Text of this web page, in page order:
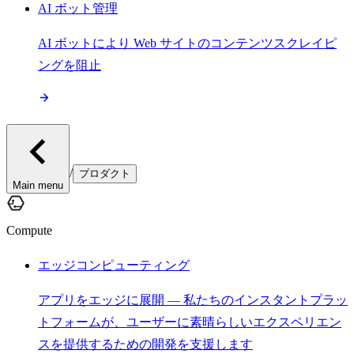
AI ボット管理
AI ボットにより Web サイトのコンテンツスクレイピ
ングを阻止
Main menu
/ プロダクト
Compute
エッジコンピューティング
アプリをエッジに展開 — 私たちのインスタントプラッ
トフォームが、ユーザーに素晴らしいエクスペリエン
スを提供するための開発を支援します